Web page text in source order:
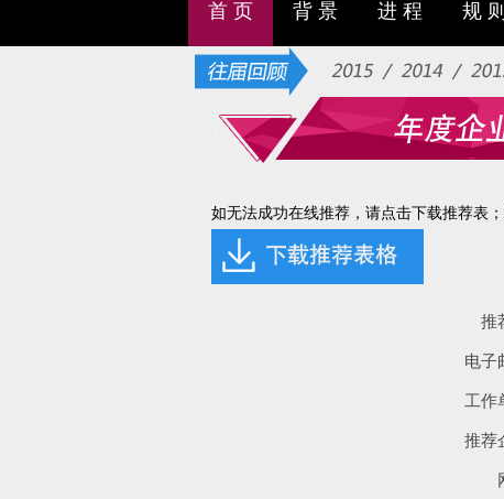
首 页 背 景 进 程 规 则
如无法成功在线推荐，请点击下载推荐表
推
电子
工作
推荐